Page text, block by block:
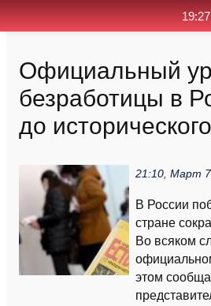
Официальный
безработицы в
до
21:10, Март
В России
стране
Во всяком
этом